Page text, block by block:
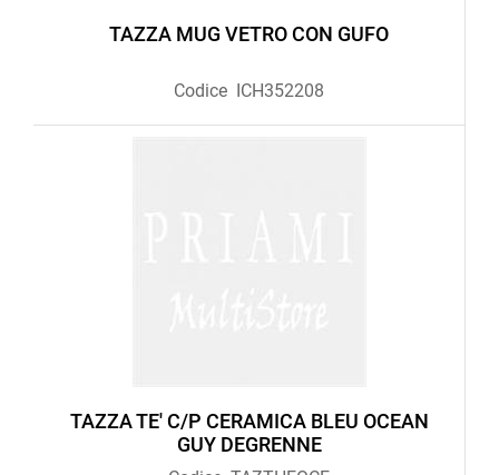
TAZZA MUG VETRO CON GUFO
Codice ICH352208
TAZZA TE' C/P CERAMICA BLEU OCEAN
GUY DEGRENNE